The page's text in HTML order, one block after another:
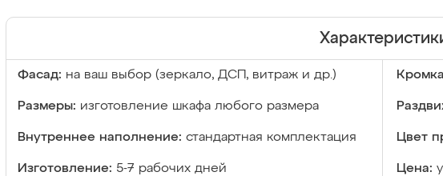
Фасад: на ваш выбор (зеркало, ДСП, витраж и др.)
Размеры: изготовление шкафа любого размера
Внутреннее наполнение: стандартная комплектация Цвет
Изготовление: 5-7 рабочих дней Цена: